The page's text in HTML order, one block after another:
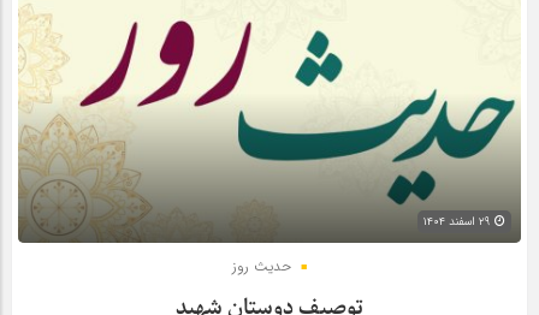
حدیث روز
توصیف دوستان شهید